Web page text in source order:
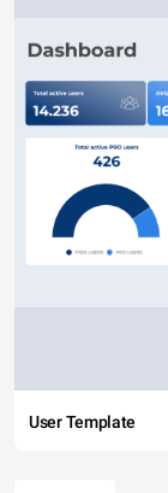
User Template